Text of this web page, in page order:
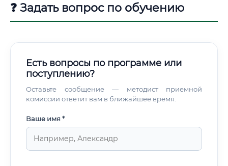
❓ Задать вопрос по обучению
Есть вопросы по программе или
поступлению?
Оставьте сообщение — методист приемной
комиссии ответит вам в ближайшее время.
Ваше имя *